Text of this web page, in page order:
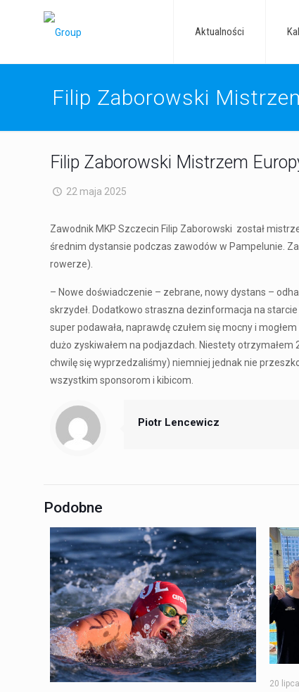
Aktualności
Filip Zaborowski
Filip Zaborowski Mistrzem
22 maja 2025
Zawodnik MKP Szczecin Filip Zaborowski został
średnim dystansie podczas zawodów w Pampelunie.
rowerze).
– Nowe doświadczenie – zebrane, nowy dystans –
skrzydeł. Dodatkowo straszna dezinformacja na
super podawała, naprawdę czułem się mocny i
dużo zyskiwałem na podjazdach. Niestety otrzymałem
chwilę się wyprzedzaliśmy) niemniej jednak nie
wszystkim sponsorom i kibicom.
Piotr Lencewicz
Podobne
20